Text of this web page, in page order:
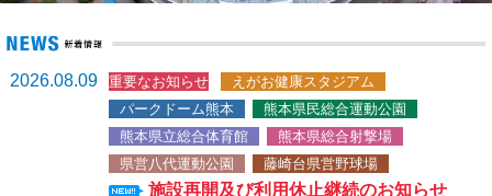
2026.08.09 重要なお知らせ
えがお健康スタジアム
パークドーム熊本
熊本県民総合運動公園
熊本県立総合体育館
熊本県総合射撃場
県営八代運動公園
藤崎台県営野球場
施設再開及び利用休止継続のお知らせ